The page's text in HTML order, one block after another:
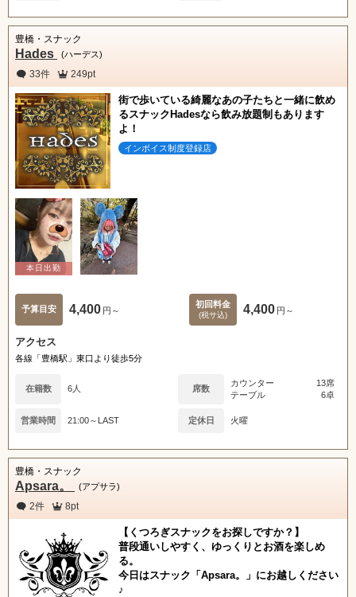
豊橋・スナック
Hades (ハーデス)
33件 249pt
街で歩いている綺麗なあの子たちと一緒に飲め
るスナックHadesなら飲み放題制もあります
よ！
インボイス制度登録店
予算目安 4,400 円～
初回料金
(税サ込) 4,400 円～
アクセス
各線「豊橋駅」東口より徒歩5分
在籍数 6人 席数
カウンター
13席
テーブル
6卓
営業時間 21:00～LAST 定休日 火曜
豊橋・スナック
Apsara。 (アプサラ)
2件 8pt
【くつろぎスナックをお探しですか？】
普段通いしやすく、ゆっくりとお酒を楽しめ
る。
今日はスナック「Apsara。」にお越しください
♪